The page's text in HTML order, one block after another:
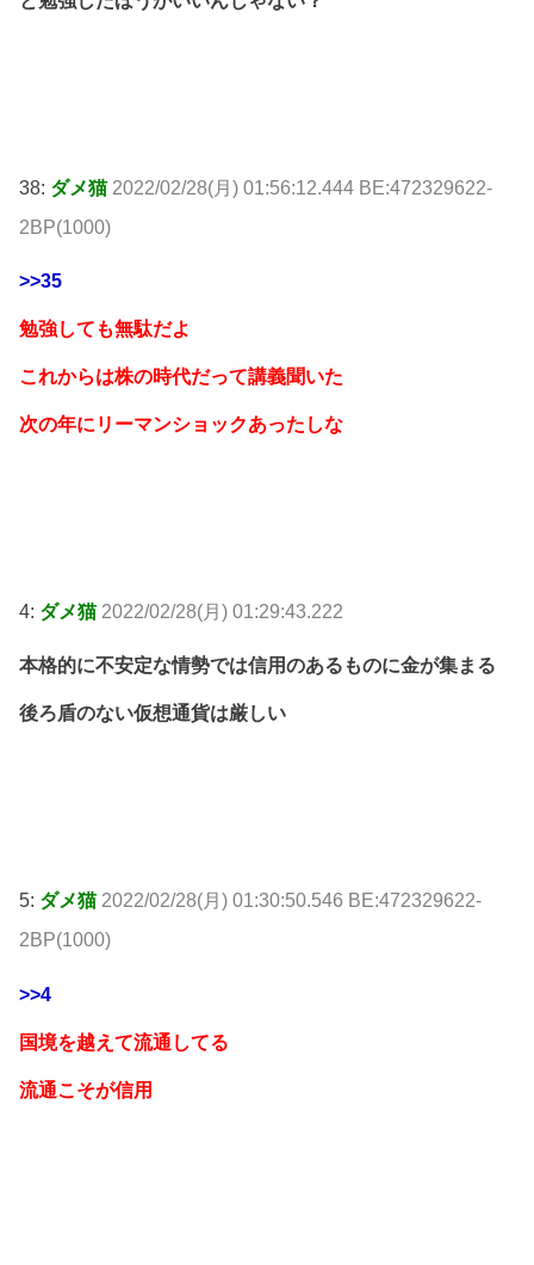
38: ダメ猫 2022/02/28(月) 01:56:12.444 BE:472329622-
2BP(1000)
>>35
勉強しても無駄だよ
これからは株の時代だって講義聞いた
次の年にリーマンショックあったしな
4: ダメ猫 2022/02/28(月) 01:29:43.222
本格的に不安定な情勢では信用のあるものに金が集まる
後ろ盾のない仮想通貨は厳しい
5: ダメ猫 2022/02/28(月) 01:30:50.546 BE:472329622-
2BP(1000)
>>4
国境を越えて流通してる
流通こそが信用